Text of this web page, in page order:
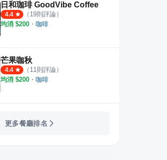
日和珈琲 GoodVibe Coffee
4.4 （ 19則評論）
均消 $200 ・ 咖啡
芒果咖秋
4.4 （ 11 則評論）
均消 $200 ・ 咖啡
更多餐廳排名